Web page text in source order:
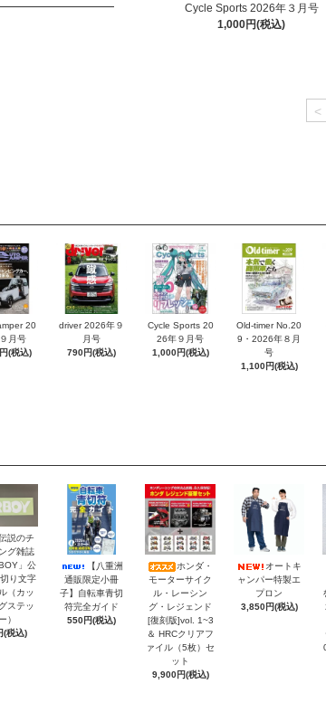
Cycle Sports 2026年３月号
1,000円(税込)
<
20
月号
(税込)
driver 2026年９
月号
790円(税込)
Cycle Sports 20
26年９月号
1,000円(税込)
Old-timer No.20
9・2026年８月
号
1,100円(税込)
説のチ
グ雑誌
」公
り文字
（カッ
ステッ
）
(税込)
【八重洲
通販限定小冊
子】自転車青切
符完全ガイド
550円(税込)
ホンダ・
モーターサイク
ル・レーシン
グ・レジェンド
[復刻版]vol. 1~3
＆ HRCクリアフ
ァイル（5枚）セ
ット
9,900円(税込)
オートキ
ャンパー特製エ
プロン
3,850円(税込)